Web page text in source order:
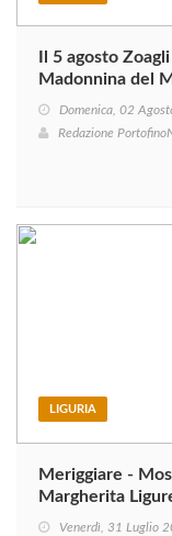
Il 5 agosto
Madonnina del
Domenica, 02
Redazione
LIGURIA
Meriggiare -
Margherita
Venerdì, 31 Luglio